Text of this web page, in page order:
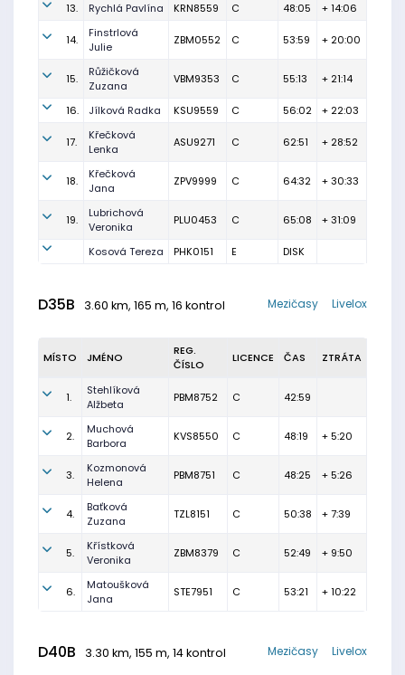
13. Rychlá Pavlína KRN8559 C 48:05 + 14:06
14.
Finstrlová
Julie
ZBM0552 C 53:59 + 20:00
15.
Růžičková
Zuzana
VBM9353 C 55:13 + 21:14
16. Jílková Radka KSU9559 C 56:02 + 22:03
17.
Křečková
Lenka
ASU9271 C 62:51 + 28:52
18.
Křečková
Jana
ZPV9999 C 64:32 + 30:33
19.
Lubrichová
Veronika
PLU0453 C 65:08 + 31:09
Kosová Tereza PHK0151 E DISK
D35B 3.60 km, 165 m, 16 kontrol Livelox
Mezičasy
MÍSTO JMÉNO
REG.
ČÍSLO
LICENCE ČAS ZTRÁTA
1.
Stehlíková
Alžbeta
PBM8752 C 42:59
2.
Muchová
Barbora
KVS8550 C 48:19 + 5:20
3.
Kozmonová
Helena
PBM8751 C 48:25 + 5:26
4.
Baťková
Zuzana
TZL8151 C 50:38 + 7:39
5.
Křístková
Veronika
ZBM8379 C 52:49 + 9:50
6.
Matoušková
Jana
STE7951 C 53:21 + 10:22
D40B 3.30 km, 155 m, 14 kontrol Livelox
Mezičasy